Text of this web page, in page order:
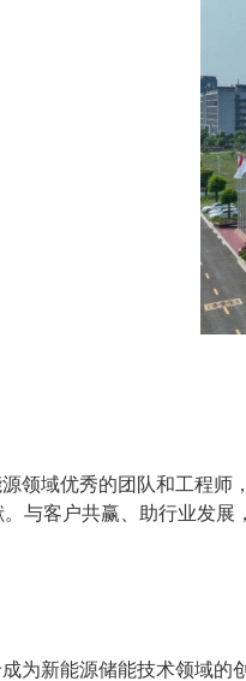
领域优秀的团队和工程
与客户共赢、助行业发展
为新能源储能技术领域的